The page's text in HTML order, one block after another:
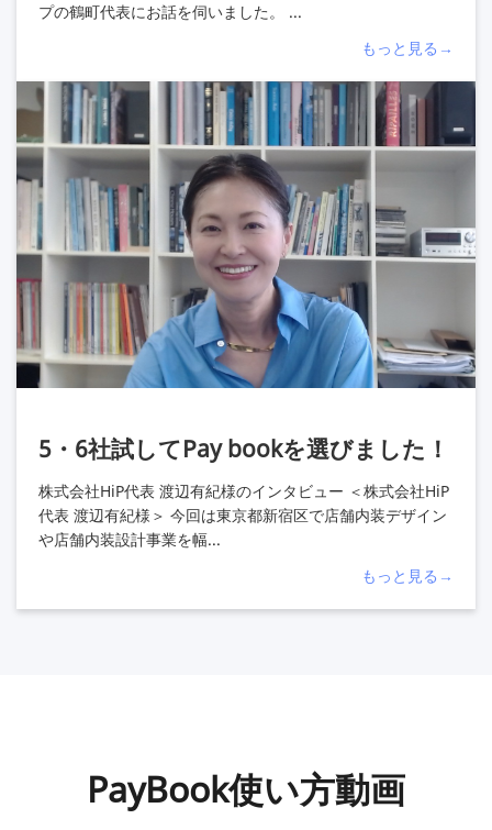
プの鶴町代表にお話を伺いました。 ...
もっと見る→
5・6社試してPay bookを選びました！
株式会社HiP代表 渡辺有紀様のインタビュー ＜株式会社HiP
代表 渡辺有紀様＞ 今回は東京都新宿区で店舗内装デザイン
や店舗内装設計事業を幅...
もっと見る→
PayBook使い方動画